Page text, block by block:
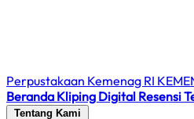
Perpustakaan Kemenag RI
Beranda Kliping Digital Resensi
Tentang Kami